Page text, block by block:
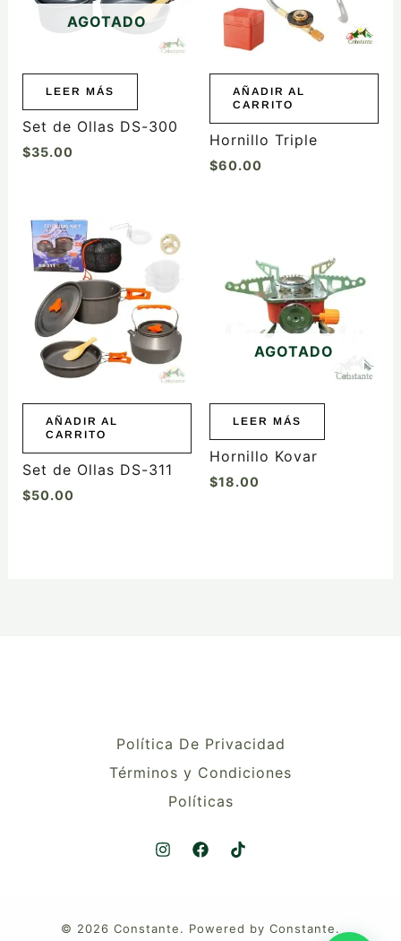
AGOTADO
LEER MÁS
Set de Ollas DS-300
$35.00
AÑADIR AL
CARRITO
Hornillo Triple
$60.00
AÑADIR AL
CARRITO
Set de Ollas DS-311
$50.00
AGOTADO
LEER MÁS
Hornillo Kovar
$18.00
Política De Privacidad
Términos y Condiciones
Políticas
© 2026 Constante. Powered by Constante.